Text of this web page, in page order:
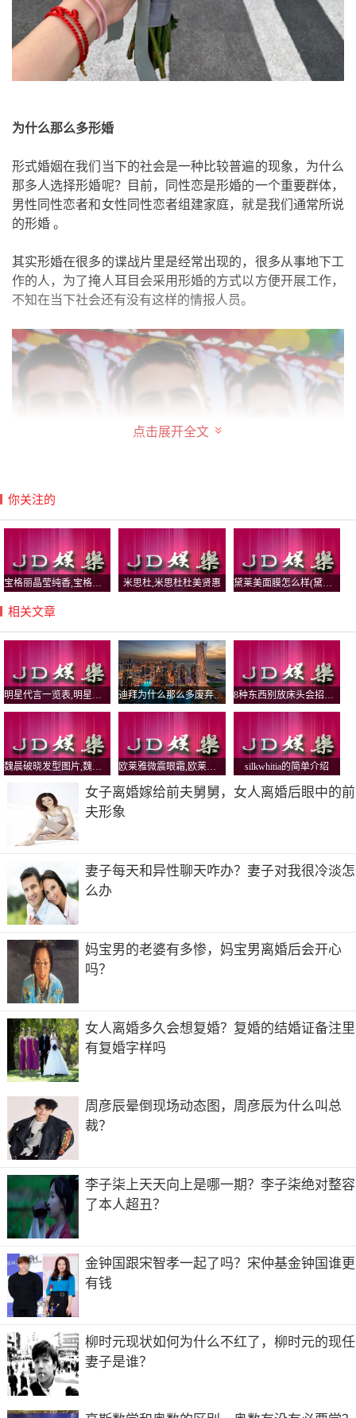
为什么那么多形婚
形式婚姻在我们当下的社会是一种比较普遍的现象，为什么
那多人选择形婚呢？目前，同性恋是形婚的一个重要群体，
男性同性恋者和女性同性恋者组建家庭，就是我们通常所说
的形婚 。
其实形婚在很多的谍战片里是经常出现的，很多从事地下工
作的人，为了掩人耳目会采用形婚的方式以方便开展工作，
不知在当下社会还有没有这样的情报人员。
点击展开全文
你关注的
米思杜,米思杜杜美贤惠 黛莱美面膜怎么样(黛莱美面膜怎么样啊)
相关文章
迪拜为什么那么多废弃车？迪拜人可以娶几个老婆
silkwhitia的简单介绍
女子离婚嫁给前夫舅舅，女人离婚后眼中的前
夫形象
妻子每天和异性聊天咋办？妻子对我很冷淡怎
么办
妈宝男的老婆有多惨，妈宝男离婚后会开心
吗？
女人离婚多久会想复婚？复婚的结婚证备注里
有复婚字样吗
周彦辰晕倒现场动态图，周彦辰为什么叫总
裁？
李子柒上天天向上是哪一期？李子柒绝对整容
了本人超丑？
金钟国跟宋智孝一起了吗？宋仲基金钟国谁更
有钱
柳时元现状如何为什么不红了，柳时元的现任
妻子是谁？